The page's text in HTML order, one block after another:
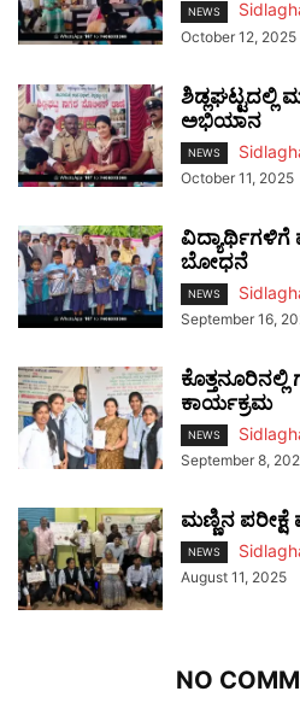
NEWS
October 12, 2025
ಶಿಡ್ಲಘಟ್ಟದಲ್ಲಿ
ಅಭಿಯಾನ
NEWS
October 11, 2025
ಬೋಧನೆ
NEWS
September 16,
ಕಾರ್ಯಕ್ರಮ
NEWS
September 8,
ಮಣ್ಣಿನ ಪರೀಕ್ಷೆ
NEWS
August 11, 2025
NO